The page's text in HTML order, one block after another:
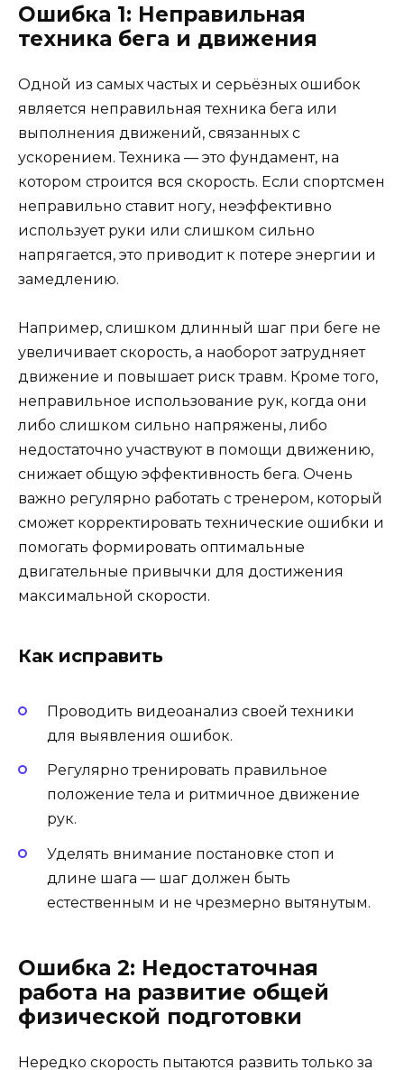
Ошибка 1: Неправильная
техника бега и движения
Одной из самых частых и серьёзных ошибок
является неправильная техника бега или
выполнения движений, связанных с
ускорением. Техникa — это фундамент, на
котором строится вся скорость. Если спортсмен
неправильно ставит ногу, неэффективно
использует руки или слишком сильно
напрягается, это приводит к потере энергии и
замедлению.
Например, слишком длинный шаг при беге не
увеличивает скорость, а наоборот затрудняет
движение и повышает риск травм. Кроме того,
неправильное использование рук, когда они
либо слишком сильно напряжены, либо
недостаточно участвуют в помощи движению,
снижает общую эффективность бега. Очень
важно регулярно работать с тренером, который
сможет корректировать технические ошибки и
помогать формировать оптимальные
двигательные привычки для достижения
максимальной скорости.
Как исправить
Проводить видеоанализ своей техники
для выявления ошибок.
Регулярно тренировать правильное
положение тела и ритмичное движение
рук.
Уделять внимание постановке стоп и
длине шага — шаг должен быть
естественным и не чрезмерно вытянутым.
Ошибка 2: Недостаточная
работа на развитие общей
физической подготовки
Нередко скорость пытаются развить только за